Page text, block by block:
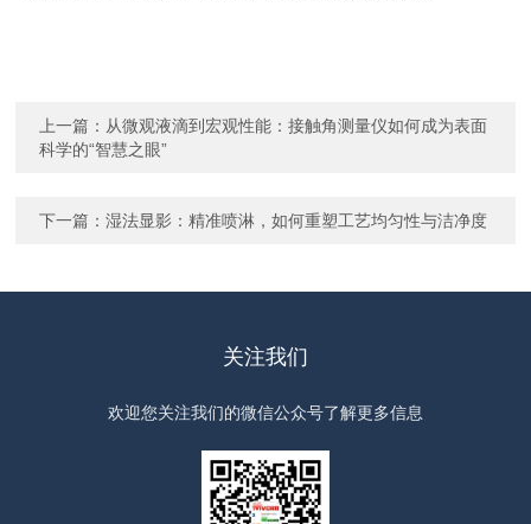
上一篇： 从微观液滴到宏观性能：接触角测量仪如何成为表面
科学的“智慧之眼”
下一篇：湿法显影：精准喷淋，如何重塑工艺均匀性与洁净度
关注我们
欢迎您关注我们的微信公众号了解更多信息